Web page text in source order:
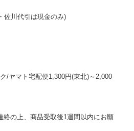
佐川代引は現金のみ)
/ヤマト宅配便1,300円(東北)～2,000
の上、商品受取後1週間以内にお願